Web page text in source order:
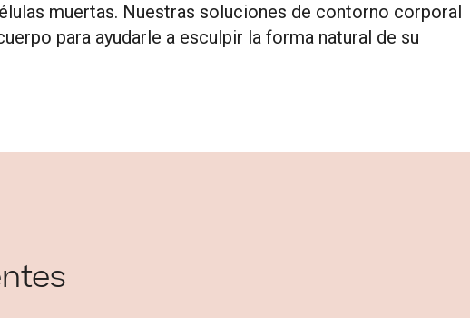
muertas. Nuestras soluciones de contorno corporal
para ayudarle a esculpir la forma natural de su